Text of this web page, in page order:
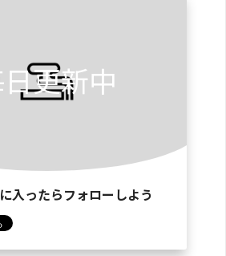
更新中
入ったらフォローしよう